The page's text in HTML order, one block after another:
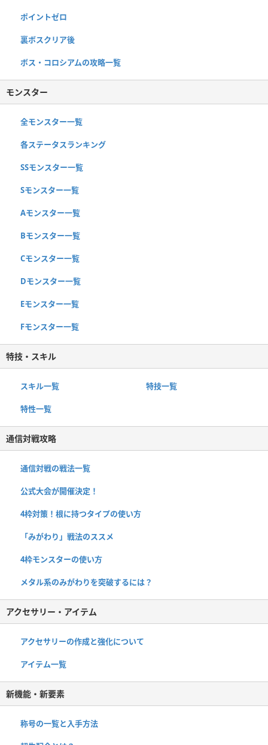
ポイントゼロ
裏ボスクリア後
ボス・コロシアムの攻略一覧
モンスター
全モンスター一覧
各ステータスランキング
SSモンスター一覧
Sモンスター一覧
Aモンスター一覧
Bモンスター一覧
Cモンスター一覧
Dモンスター一覧
Eモンスター一覧
Fモンスター一覧
特技・スキル
スキル一覧 特技一覧
特性一覧
通信対戦攻略
通信対戦の戦法一覧
公式大会が開催決定！
4枠対策！根に持つタイプの使い方
「みがわり」戦法のススメ
4枠モンスターの使い方
メタル系のみがわりを突破するには？
アクセサリー・アイテム
アクセサリーの作成と強化について
アイテム一覧
新機能・新要素
称号の一覧と入手方法